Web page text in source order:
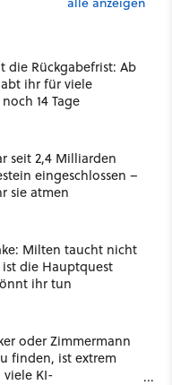
die Rückgabefrist: Ab
ihr für viele
14 Tage
seit 2,4 Milliarden
eingeschlossen –
sie atmen
Milten taucht nicht
die Hauptquest
ihr tun
oder Zimmermann
finden, ist extrem
viele KI-